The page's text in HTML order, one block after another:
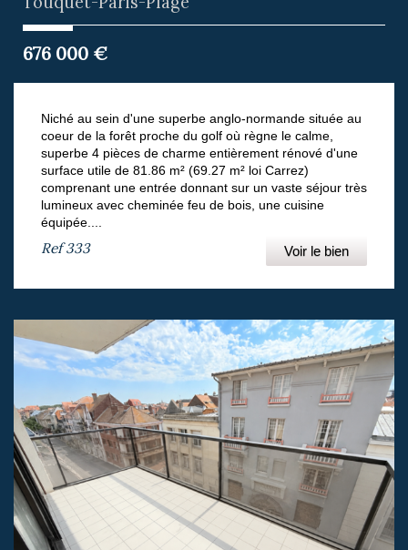
676 000 €
Niché au sein d'une superbe anglo-normande située au
coeur de la forêt proche du golf où règne le calme,
superbe 4 pièces de charme entièrement rénové d'une
surface utile de 81.86 m² (69.27 m² loi Carrez)
comprenant une entrée donnant sur un vaste séjour très
lumineux avec cheminée feu de bois, une cuisine
équipée....
Ref333 Voir le bien